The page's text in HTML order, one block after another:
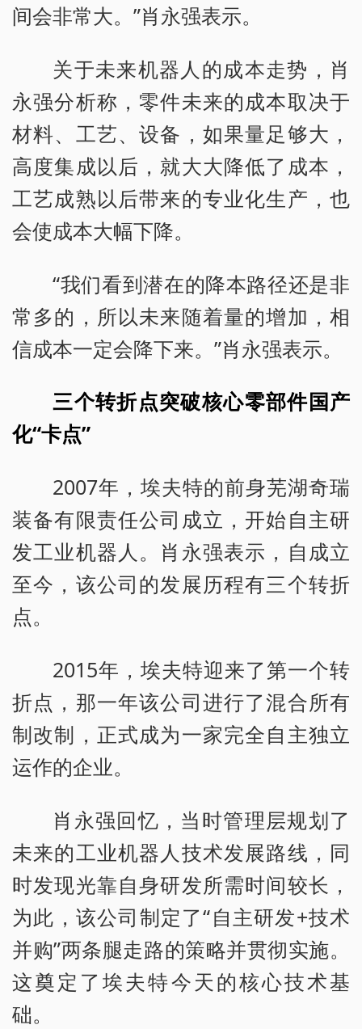
间会非常大。”肖永强表示。
关于未来机器人的成本走势，肖
永强分析称，零件未来的成本取决于
材料、工艺、设备，如果量足够大，
高度集成以后，就大大降低了成本，
工艺成熟以后带来的专业化生产，也
会使成本大幅下降。
“我们看到潜在的降本路径还是非
常多的，所以未来随着量的增加，相
信成本一定会降下来。”肖永强表示。
三个转折点突破核心零部件国产
化“卡点”
2007年，埃夫特的前身芜湖奇瑞
装备有限责任公司成立，开始自主研
发工业机器人。肖永强表示，自成立
至今，该公司的发展历程有三个转折
点。
2015年，埃夫特迎来了第一个转
折点，那一年该公司进行了混合所有
制改制，正式成为一家完全自主独立
运作的企业。
肖永强回忆，当时管理层规划了
未来的工业机器人技术发展路线，同
时发现光靠自身研发所需时间较长，
为此，该公司制定了“自主研发+技术
并购”两条腿走路的策略并贯彻实施。
这奠定了埃夫特今天的核心技术基
础。